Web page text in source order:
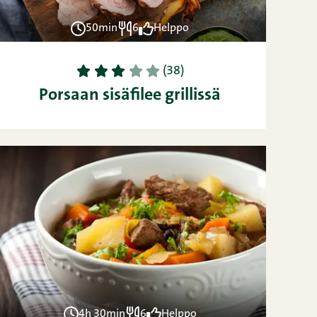
50min 6 Helppo
1 2 3 4 5 (38)
Porsaan sisäfilee grillissä
4h 30min 6 Helppo